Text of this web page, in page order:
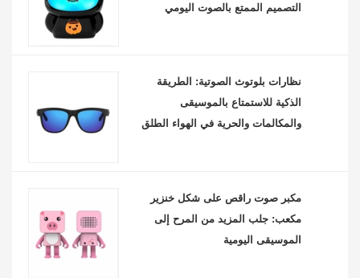
التصميم الممتع بالصوت اليومي
نظارات بلوتوث الصوتية: الطريقة
الذكية للاستمتاع بالموسيقى
والمكالمات والحرية في الهواء الطلق
مكبر صوت راقص على شكل خنزير
مكعب: جلب المزيد من المرح إلى
الموسيقى اليومية